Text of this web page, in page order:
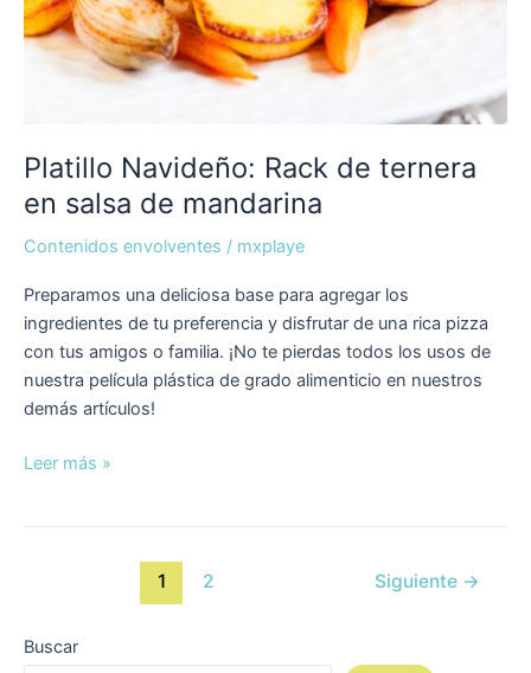
Platillo Navideño: Rack de ternera
en salsa de mandarina
Contenidos envolventes / mxplaye
Preparamos una deliciosa base para agregar los
ingredientes de tu preferencia y disfrutar de una rica pizza
con tus amigos o familia. ¡No te pierdas todos los usos de
nuestra película plástica de grado alimenticio en nuestros
demás artículos!
Leer más »
1 2 Siguiente →
Buscar